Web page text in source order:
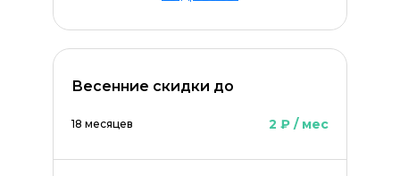
Весенние скидки до
18 месяцев 2 ₽ / мес